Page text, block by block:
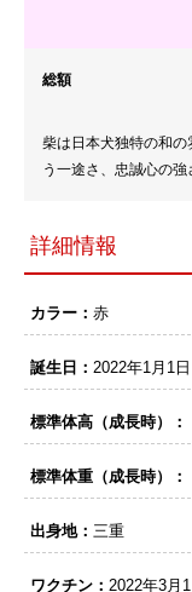
総額
柴は日本犬独特の和
う一途さ、忠誠心の強
詳細情報
カラー： 赤
誕生日： 2022年1月1日
標準体高（成長時）：
標準体重（成長時）：
出身地： 三重
ワクチン： 2022年3月1